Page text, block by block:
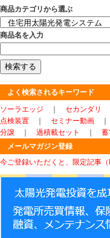
商品カテゴリから選ぶ
商品名を入力
よく検索されるキーワード
ソーラエッジ
セカンダリ
点検装置
セミナー動画
分譲
過積載セット
メールマガジン登録
今ご登録いただくと、限定記事